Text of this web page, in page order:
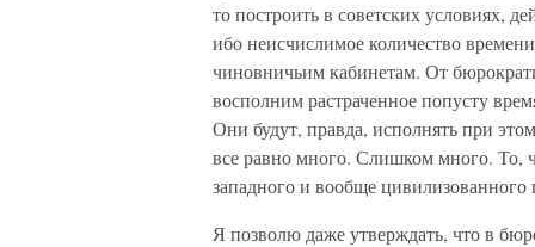
то построить в советских условиях,
ибо неисчислимое количество
чиновничьим кабинетам. От
восполним растраченное попусту
Они будут, правда, исполнять при
все равно много. Слишком много. То,
западного и вообще цивилизованного
Я позволю даже утверждать, что в